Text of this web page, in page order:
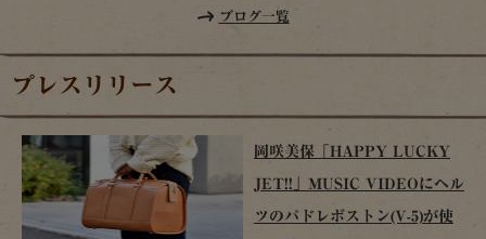
ブログ一覧
プレスリリース
岡咲美保「HAPPY LUCKY
JET!!」MUSIC VIDEOにヘル
ツのパドレボストン(V-5)が使